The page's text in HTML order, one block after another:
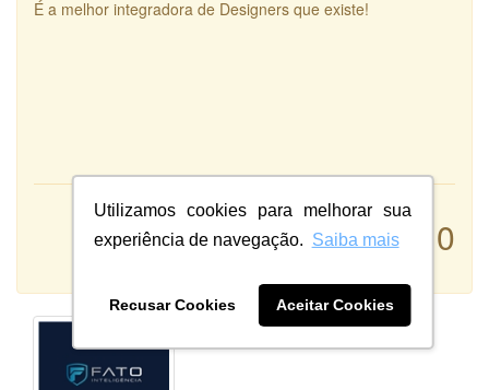
Utilizamos cookies para melhorar sua
experiência de navegação. Saiba mais
Recusar Cookies Aceitar Cookies
É a melhor integradora de Designers que existe!
10
Atendimento:
Qualidade: